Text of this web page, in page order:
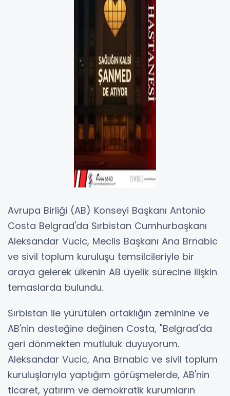
Avrupa Birliği (AB) Konseyi Başkanı Antonio
Costa Belgrad'da Sırbistan Cumhurbaşkanı
Aleksandar Vucic, Meclis Başkanı Ana Brnabic
ve sivil toplum kuruluşu temsilcileriyle bir
araya gelerek ülkenin AB üyelik sürecine ilişkin
temaslarda bulundu.
Sırbistan ile yürütülen ortaklığın zeminine ve
AB'nin desteğine değinen Costa, "Belgrad'da
geri dönmekten mutluluk duyuyorum.
Aleksandar Vucic, Ana Brnabic ve sivil toplum
kuruluşlarıyla yaptığım görüşmelerde, AB'nin
ticaret, yatırım ve demokratik kurumların